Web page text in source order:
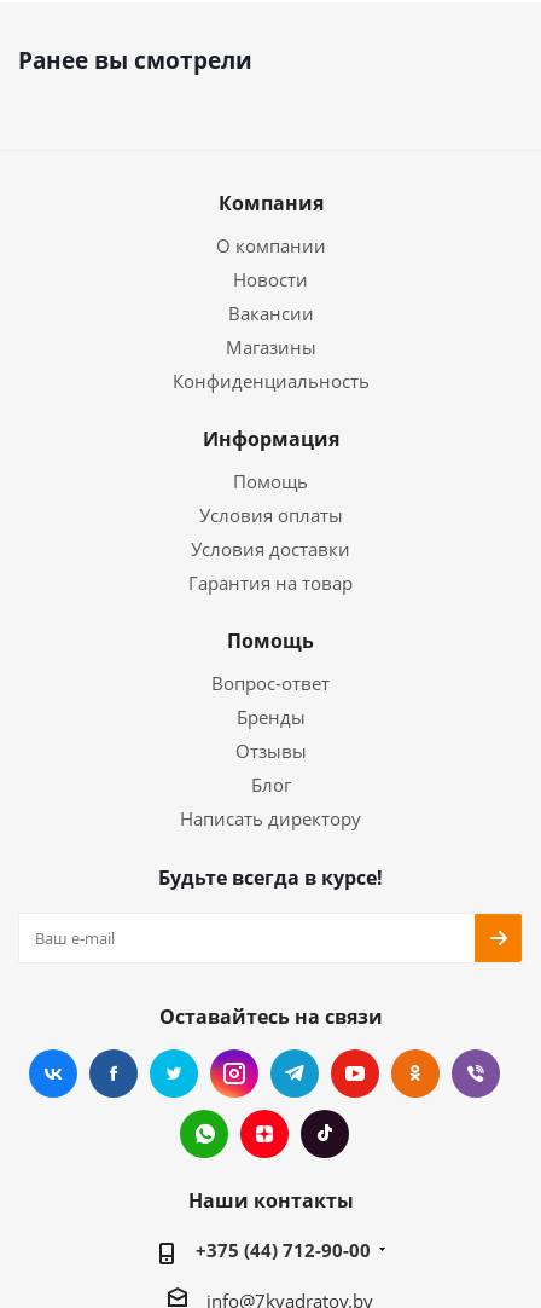
Ранее вы смотрели
Компания
О компании
Новости
Вакансии
Магазины
Конфиденциальность
Информация
Помощь
Условия оплаты
Условия доставки
Гарантия на товар
Помощь
Вопрос-ответ
Бренды
Отзывы
Блог
Написать директору
Будьте всегда в курсе!
Оставайтесь на связи
Наши контакты
+375 (44) 712-90-00
info@7kvadratov.by